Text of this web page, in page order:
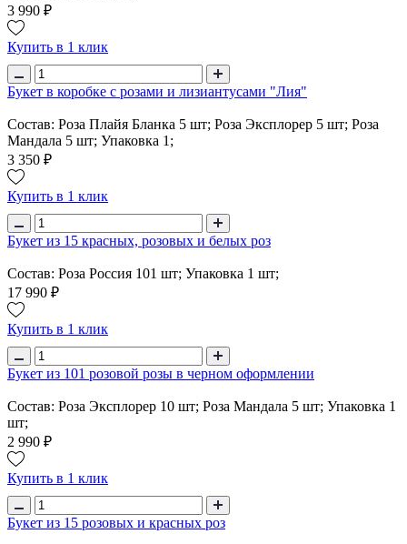
3 990 ₽
Купить в 1 клик
Букет в коробке с розами и лизиантусами "Лия"
Состав: Роза Плайя Бланка 5 шт; Роза Эксплорер 5 шт; Роза
Мандала 5 шт; Упаковка 1;
3 350 ₽
Купить в 1 клик
Букет из 15 красных, розовых и белых роз
Состав: Роза Россия 101 шт; Упаковка 1 шт;
17 990 ₽
Купить в 1 клик
Букет из 101 розовой розы в черном оформлении
Состав: Роза Эксплорер 10 шт; Роза Мандала 5 шт; Упаковка 1
шт;
2 990 ₽
Купить в 1 клик
Букет из 15 розовых и красных роз